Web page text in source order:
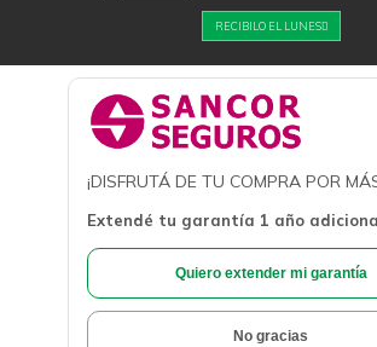
RECIBILO EL LUNES
¡DISFRUTÁ DE TU COMPRA POR
Extendé tu garantía 1 año
Quiero extender mi garantía
No gracias